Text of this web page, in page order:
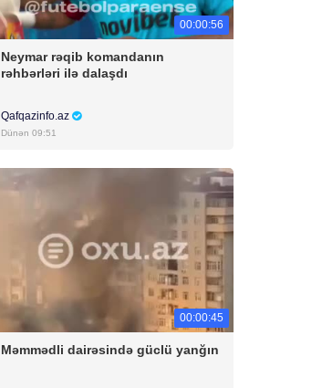
00:00:56
Neymar rəqib komandanın
rəhbərləri ilə dalaşdı
Qafqazinfo.az
Dünən 09:51
00:00:45
Məmmədli dairəsində güclü yanğın